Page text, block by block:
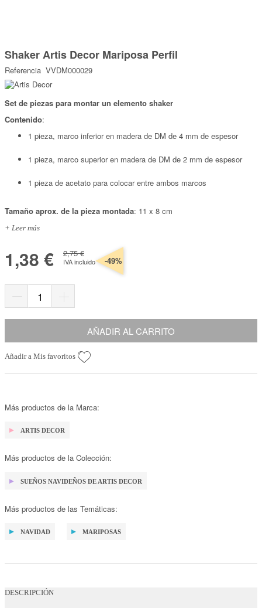
Top Ventas
Temática
Somos Kimidori
comienzo
de
la
galería
de
imágenes
Shaker Artis Decor Mariposa Perfil
Referencia VVDM000029
Set de piezas para montar un elemento shaker
Contenido:
1 pieza, marco inferior en madera de DM de 4 mm de espesor
1 pieza, marco superior en madera de DM de 2 mm de espesor
1 pieza de acetato para colocar entre ambos marcos
Tamaño aprox. de la pieza montada: 11 x 8 cm
+ Leer más
1,38 € 2,75 €
IVA incluido -49%
AÑADIR AL CARRITO
Añadir a Mis favoritos
Más productos de la Marca:
ARTIS DECOR
Más productos de la Colección:
SUEÑOS NAVIDEÑOS DE ARTIS DECOR
Más productos de las Temáticas:
NAVIDAD MARIPOSAS
DESCRIPCIÓN